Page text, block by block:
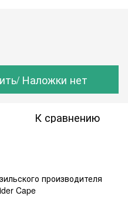
Наложки нет
К сравнению
производителя
Cape